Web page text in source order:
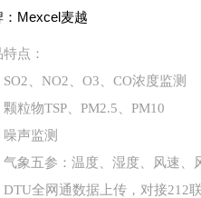
：Mexcel麦越
点：
、NO2、O3、CO浓度监测
物TSP、PM2.5、PM10
监测
五参：温度、湿度、风速、
全网通数据上传，对接212